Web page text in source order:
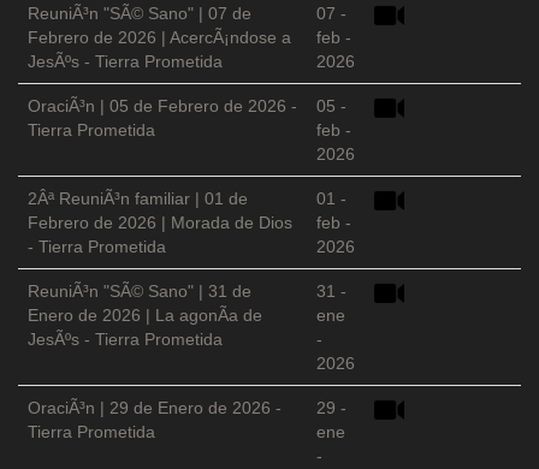
ReuniÃ³n "SÃ© Sano" | 07 de
Febrero de 2026 | AcercÃ¡ndose a
JesÃºs - Tierra Prometida
07 -
feb -
2026
OraciÃ³n | 05 de Febrero de 2026 -
Tierra Prometida
05 -
feb -
2026
2Âª ReuniÃ³n familiar | 01 de
Febrero de 2026 | Morada de Dios
- Tierra Prometida
01 -
feb -
2026
ReuniÃ³n "SÃ© Sano" | 31 de
Enero de 2026 | La agonÃ­a de
JesÃºs - Tierra Prometida
31 -
ene
-
2026
OraciÃ³n | 29 de Enero de 2026 -
Tierra Prometida
29 -
ene
-